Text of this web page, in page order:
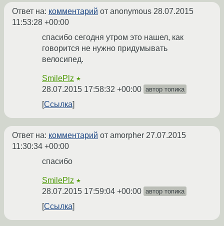
Ответ на: комментарий от anonymous 28.07.2015
11:53:28 +00:00
спасибо сегодня утром это нашел, как
говорится не нужно придумывать
велосипед.
SmilePlz ★
28.07.2015 17:58:32 +00:00 автор топика
Ссылка
Ответ на: комментарий от amorpher 27.07.2015
11:30:34 +00:00
спасибо
SmilePlz ★
28.07.2015 17:59:04 +00:00 автор топика
Ссылка